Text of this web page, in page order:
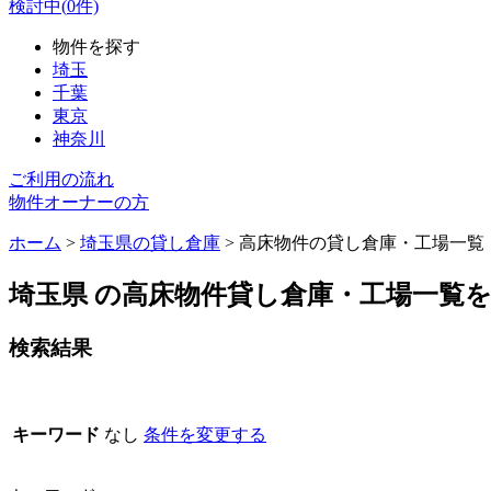
検討中(0件)
物件を探す
埼玉
千葉
東京
神奈川
ご利用の流れ
物件オーナーの方
ホーム > 埼玉県の貸し倉庫 > 高床物件の貸し倉庫・工場一覧
埼玉県 の高床物件貸し倉庫・工場一覧
検索結果
キーワード なし 条件を変更する